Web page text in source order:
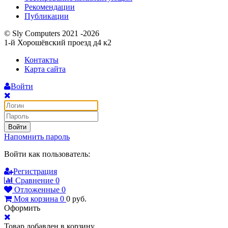
Рекомендации
Публикации
© Sly Computers 2021 -2026
1-й Хорошёвский проезд д4 к2
Контакты
Карта сайта
Войти
Войти
Напомнить пароль
Войти как пользователь:
Регистрация
Сравнение 0
Отложенные 0
Моя корзина 0 0 руб.
Оформить